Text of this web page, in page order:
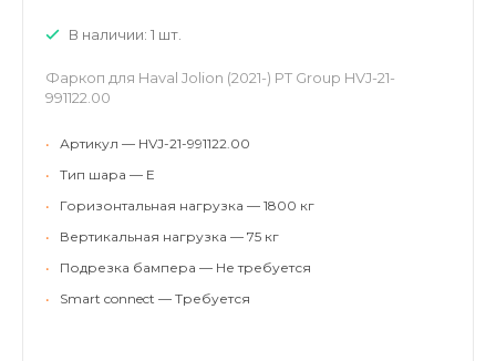
В наличии: 1 шт.
Фаркоп для Haval Jolion (2021-) PT Group HVJ-21-
991122.00
•
Артикул — HVJ-21-991122.00
•
Тип шара — E
•
Горизонтальная нагрузка — 1800 кг
•
Вертикальная нагрузка — 75 кг
•
Подрезка бампера — Не требуется
•
Smart connect — Требуется